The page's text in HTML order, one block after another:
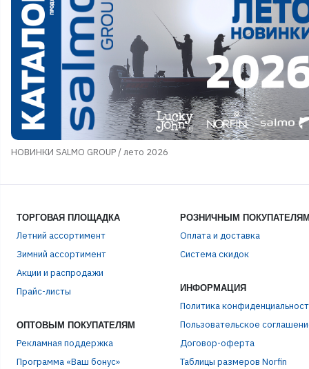
НОВИНКИ SALMO GROUP / лето 2026
ТОРГОВАЯ ПЛОЩАДКА
Летний ассортимент
Зимний ассортимент
Акции и распродажи
Прайс-листы
ОПТОВЫМ ПОКУПАТЕЛЯМ
Рекламная поддержка
Программа «Ваш бонус»
РОЗНИЧНЫМ
Оплата и доставка
Система скидок
ИНФОРМАЦИЯ
Политика
Пользовательское
Договор-оферта
Таблицы размеров Norfin